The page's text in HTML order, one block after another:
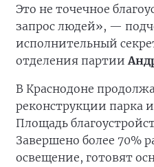
Это не точечное
запрос людей», —
исполнительный
отделения партии
В Краснодоне
реконструкции парка
Площадь
Завершено более 70%
освещение, готовят